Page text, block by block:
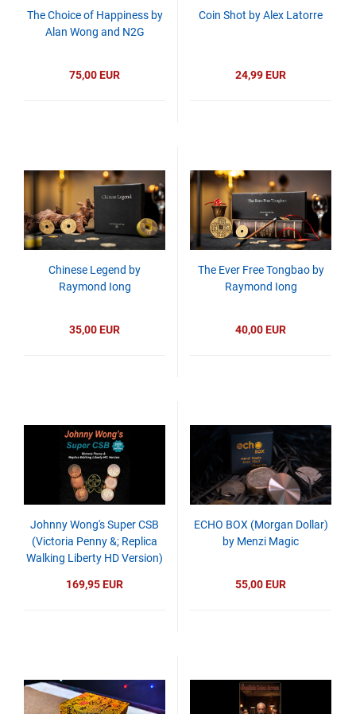
The Choice of Happiness by
Alan Wong and N2G
75,00 EUR
Coin Shot by Alex Latorre
24,99 EUR
Chinese Legend by
Raymond Iong
35,00 EUR
The Ever Free Tongbao by
Raymond Iong
40,00 EUR
Johnny Wong's Super CSB
(Victoria Penny &; Replica
Walking Liberty HD Version)
169,95 EUR
ECHO BOX (Morgan Dollar)
by Menzi Magic
55,00 EUR